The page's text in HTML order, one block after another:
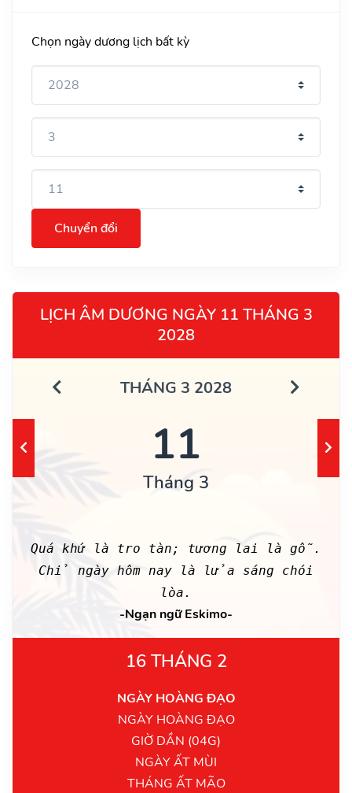
Chọn ngày dương lịch bất kỳ
Chuyển đổi
LỊCH ÂM DƯƠNG NGÀY 11 THÁNG 3
2028
THÁNG 3 2028
11
Tháng 3
Quá khứ là tro tàn; tương lai là gỗ.
Chỉ ngày hôm nay là lửa sáng chói
lòa.
-Ngạn ngữ Eskimo-
16 THÁNG 2
NGÀY HOÀNG ĐẠO
NGÀY HOÀNG ĐẠO
GIỜ DẦN (04G)
NGÀY ẤT MÙI
THÁNG ẤT MÃO